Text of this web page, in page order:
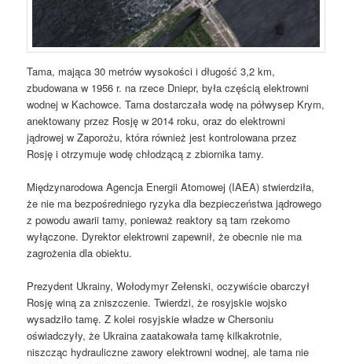
Tama, mająca 30 metrów wysokości i długość 3,2 km,
zbudowana w 1956 r. na rzece Dniepr, była częścią elektrowni
wodnej w Kachowce. Tama dostarczała wodę na półwysep Krym,
anektowany przez Rosję w 2014 roku, oraz do elektrowni
jądrowej w Zaporożu, która również jest kontrolowana przez
Rosję i otrzymuje wodę chłodzącą z zbiornika tamy.
Międzynarodowa Agencja Energii Atomowej (IAEA) stwierdziła,
że nie ma bezpośredniego ryzyka dla bezpieczeństwa jądrowego
z powodu awarii tamy, ponieważ reaktory są tam rzekomo
wyłączone. Dyrektor elektrowni zapewnił, że obecnie nie ma
zagrożenia dla obiektu.
Prezydent Ukrainy, Wołodymyr Zełenski, oczywiście obarczył
Rosję winą za zniszczenie. Twierdzi, że rosyjskie wojsko
wysadziło tamę. Z kolei rosyjskie władze w Chersoniu
oświadczyły, że Ukraina zaatakowała tamę kilkakrotnie,
niszcząc hydrauliczne zawory elektrowni wodnej, ale tama nie